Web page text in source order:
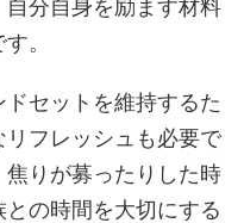
分自身を励ます材料
。
セットを維持するた
フレッシュも必要で
りが募ったりした時
の時間を大切にする